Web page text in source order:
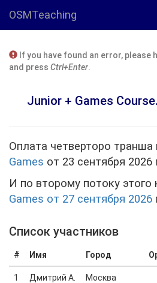
OSMTeaching
If you have found an error,
and press Ctrl+Enter.
Junior + Games
Оплата четверторо транша
Games от 23 сентября
И по второму потоку этого
Games от 27 сентября 2026
Cписок участников
# Имя Город
1 Дмитрий А. Москва